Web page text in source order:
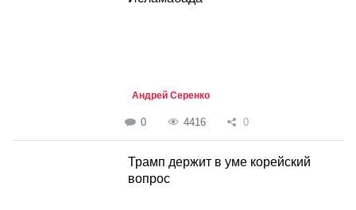
Андрей Серенко
0 4416 0
Трамп держит в уме корейский
вопрос